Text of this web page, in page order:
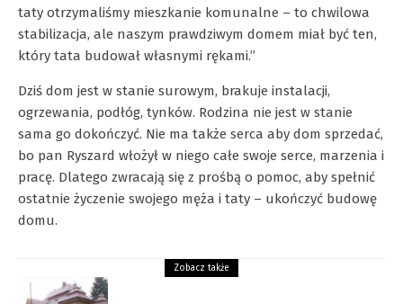
taty otrzymaliśmy mieszkanie komunalne – to chwilowa
stabilizacja, ale naszym prawdziwym domem miał być ten,
który tata budował własnymi rękami.”
Dziś dom jest w stanie surowym, brakuje instalacji,
ogrzewania, podłóg, tynków. Rodzina nie jest w stanie
sama go dokończyć. Nie ma także serca aby dom sprzedać,
bo pan Ryszard włożył w niego całe swoje serce, marzenia i
pracę. Dlatego zwracają się z prośbą o pomoc, aby spełnić
ostatnie życzenie swojego męża i taty – ukończyć budowę
domu.
Zobacz także